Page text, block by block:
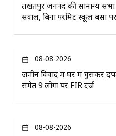
तखतपुर जनपद की सामान्य सभा
सवाल, बिना परमिट स्कूल बसों
08-08-2026
जमीन विवाद में घर में घुसकर
समेत 9 लोगों पर FIR दर्ज
08-08-2026